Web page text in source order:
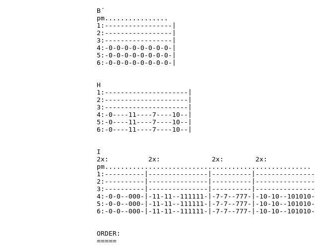
B´
pm................
1:-----------------|
2:-----------------|
3:-----------------|
4:-0-0-0-0-0-0-0-0-|
5:-0-0-0-0-0-0-0-0-|
6:-0-0-0-0-0-0-0-0-|
H
1:---------------------|
2:---------------------|
3:---------------------|
4:-0----11----7----10--|
5:-0----11----7----10--|
6:-0----11----7----10--|
I
2x:          2x:             2x:        2x:
pm....................................................
1:----------|---------------|----------|---------------|
2:----------|---------------|----------|---------------|
3:----------|---------------|----------|---------------|
4:-0-0--000-|-11-11--111111-|-7-7--777-|-10-10--101010-|
5:-0-0--000-|-11-11--111111-|-7-7--777-|-10-10--101010-|
6:-0-0--000-|-11-11--111111-|-7-7--777-|-10-10--101010-|
ORDER:
=====